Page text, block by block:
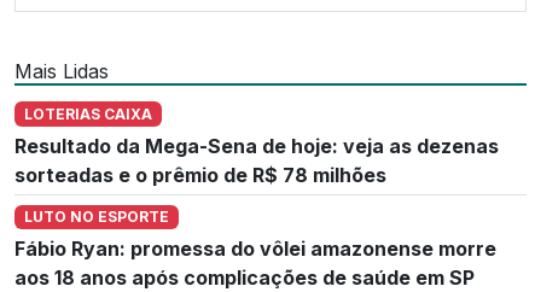
Mais Lidas
LOTERIAS CAIXA
Resultado da Mega-Sena de hoje: veja as dezenas
sorteadas e o prêmio de R$ 78 milhões
LUTO NO ESPORTE
Fábio Ryan: promessa do vôlei amazonense morre
aos 18 anos após complicações de saúde em SP